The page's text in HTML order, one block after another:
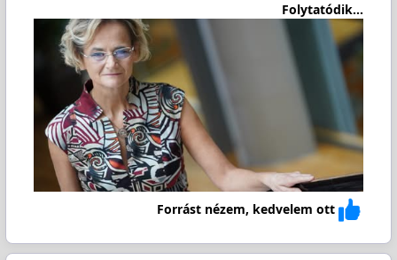
Folytatódik...
Forrást nézem, kedvelem ott